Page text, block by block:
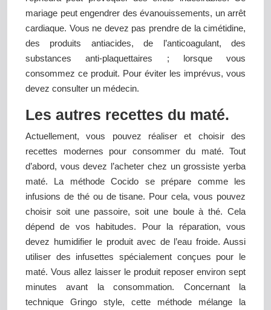
mariage peut engendrer des évanouissements, un arrêt
cardiaque. Vous ne devez pas prendre de la cimétidine,
des produits antiacides, de l’anticoagulant, des
substances anti-plaquettaires ; lorsque vous
consommez ce produit. Pour éviter les imprévus, vous
devez consulter un médecin.
Les autres recettes du maté.
Actuellement, vous pouvez réaliser et choisir des
recettes modernes pour consommer du maté. Tout
d’abord, vous devez l’acheter chez un grossiste yerba
maté. La méthode Cocido se prépare comme les
infusions de thé ou de tisane. Pour cela, vous pouvez
choisir soit une passoire, soit une boule à thé. Cela
dépend de vos habitudes. Pour la réparation, vous
devez humidifier le produit avec de l’eau froide. Aussi
utiliser des infusettes spécialement conçues pour le
maté. Vous allez laisser le produit reposer environ sept
minutes avant la consommation. Concernant la
technique Gringo style, cette méthode mélange la